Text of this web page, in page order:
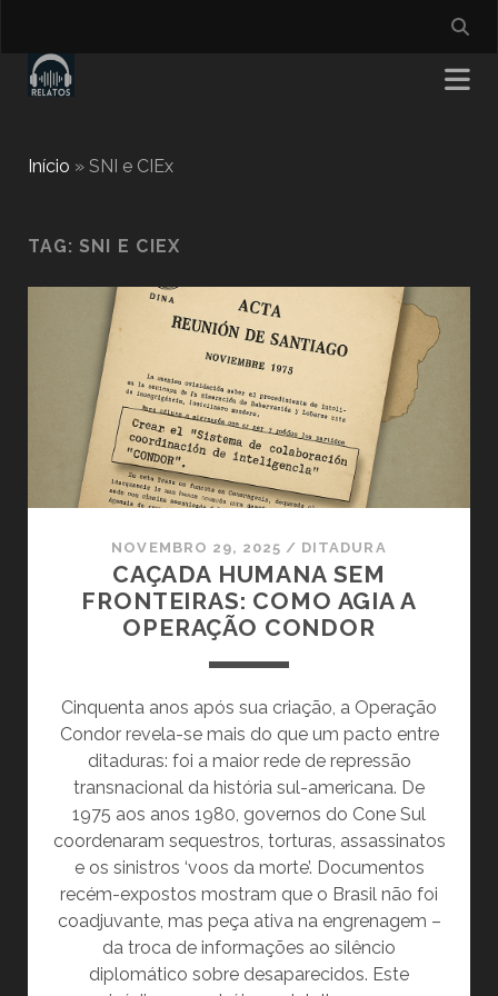
Início » SNI e CIEx
TAG: SNI E CIEX
NOVEMBRO 29, 2025 / DITADURA
CAÇADA HUMANA SEM
FRONTEIRAS: COMO AGIA A
OPERAÇÃO CONDOR
Cinquenta anos após sua criação, a Operação
Condor revela-se mais do que um pacto entre
ditaduras: foi a maior rede de repressão
transnacional da história sul-americana. De
1975 aos anos 1980, governos do Cone Sul
coordenaram sequestros, torturas, assassinatos
e os sinistros ‘voos da morte’. Documentos
recém-expostos mostram que o Brasil não foi
coadjuvante, mas peça ativa na engrenagem –
da troca de informações ao silêncio
diplomático sobre desaparecidos. Este